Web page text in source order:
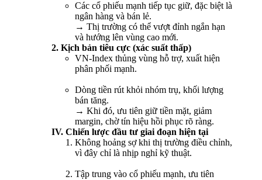
Các cổ phiếu mạnh tiếp tục giữ, đặc biệt là
ngân hàng và bán lẻ.
→ Thị trường có thể vượt đỉnh ngắn hạn
và hướng lên vùng cao mới.
2. Kịch bản tiêu cực (xác suất thấp)
VN-Index thủng vùng hỗ trợ, xuất hiện
phân phối mạnh.
Dòng tiền rút khỏi nhóm trụ, khối lượng
bán tăng.
→ Khi đó, ưu tiên giữ tiền mặt, giảm
margin, chờ tín hiệu hồi phục rõ ràng.
IV. Chiến lược đầu tư giai đoạn hiện tại
Không hoảng sợ khi thị trường điều chỉnh,
vì đây chỉ là nhịp nghỉ kỹ thuật.
Tập trung vào cổ phiếu mạnh, ưu tiên